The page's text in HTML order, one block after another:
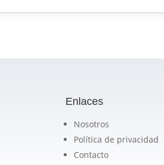
Enlaces
Nosotros
Política de privacidad
Contacto